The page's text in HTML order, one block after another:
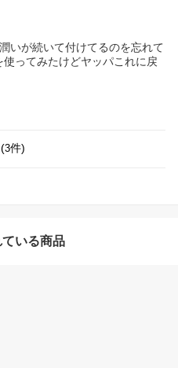
いが続いて付けてるのを忘れて
ってみたけどヤッパこれに戻
3件)
いる商品